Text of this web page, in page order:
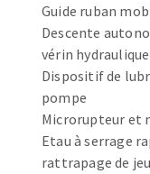
Scies à ruban
Perceuses
Affuteurs
Tourets
Guide ruban
Descente
vérin hydraulique
Dispositif de
pompe
Microrupteur et
Etau à serrage
rattrapage de jeu